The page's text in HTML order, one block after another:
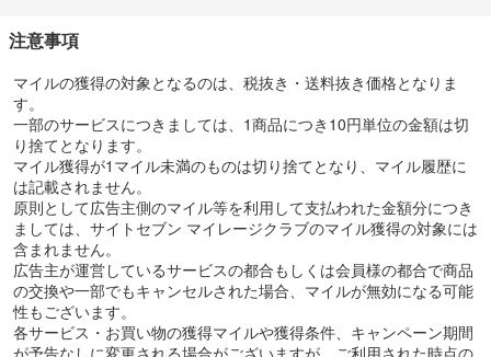
産運用方針）に合わせ、
2.リアロケーション
各機能ポートフォリオ内での投資配分や投資するETF（上場投資信
託）とその配分を見直します。
3.リクリエーション
市場の変化に合わせ、適切な各機能ポートフォリオの配分に調整し
ます。
4.リプロファイリング
年次で、年を重ねる現在の年齢に適した資産運用配分に更新しま
す。
注意事項
マイルの獲得の対象となるのは、税抜き・送料抜き価格となりま
す。
一部のサービスにつきましては、1商品につき10円単位の金額は切
り捨てとなります。
マイル獲得が1マイル未満のものは切り捨てとなり、マイル履歴に
は記載されません。
原則として広告主側のマイル等を利用して支払われた金額分につき
ましては、サイトセブン マイレージクラブのマイル獲得の対象には
含まれません。
広告主が運営しているサービスの都合もしくは会員様の都合で商品
の交換や一部でもキャンセルされた場合、マイルが無効になる可能
性もございます。
各サービス・お買い物の獲得マイルや獲得条件、キャンペーン期間